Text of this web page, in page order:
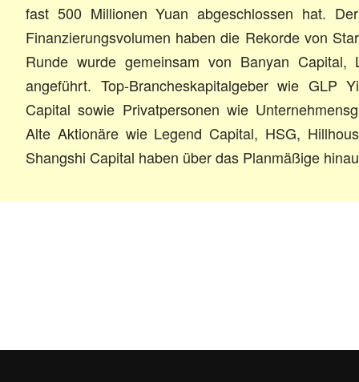
fast 500 Millionen Yuan abgeschlossen hat.
Finanzierungsvolumen haben die Rekorde von
Runde wurde gemeinsam von Banyan Capital,
angeführt. Top-Brancheskapitalgeber wie GLP
Capital sowie Privatpersonen wie
Alte Aktionäre wie Legend Capital, HSG,
Shangshi Capital haben über das Planmäßige